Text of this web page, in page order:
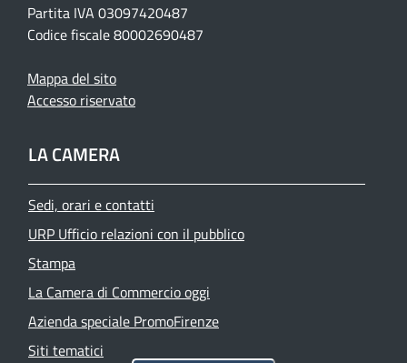
Partita IVA 03097420487
Codice fiscale 80002690487
Mappa del sito
Accesso riservato
LA CAMERA
Sedi, orari e contatti
URP Ufficio relazioni con il pubblico
Stampa
La Camera di Commercio oggi
Azienda speciale PromoFirenze
Siti tematici